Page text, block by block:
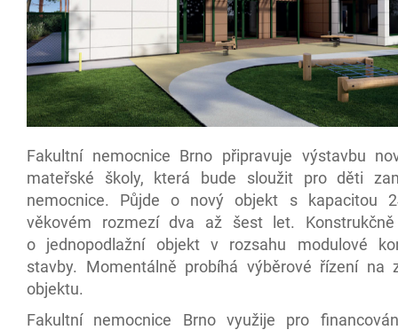
Fakultní nemocnice Brno připravuje výstavbu
mateřské školy, která bude sloužit pro děti
nemocnice. Půjde o nový objekt s kapacitou
věkovém rozmezí dva až šest let.
o jednopodlažní objekt v rozsahu modulové
stavby. Momentálně probíhá výběrové řízení na
objektu.
Fakultní nemocnice Brno využije pro